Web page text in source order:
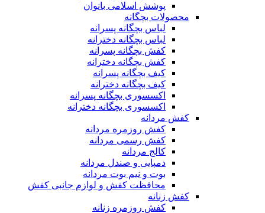
پوشش اسلامی بانوان
محصولات بچگانه
لباس بچگانه پسرانه
لباس بچگانه دخترانه
کفش بچگانه پسرانه
کفش بچگانه دخترانه
کیف بچگانه پسرانه
کیف بچگانه دخترانه
اکسسوری بچگانه پسرانه
اکسسوری بچگانه دخترانه
کفش مردانه
کفش روزمره مردانه
کفش رسمی مردانه
کالج مردانه
دمپایی و صندل مردانه
بوت و نیم بوت مردانه
محافظت کفش و لوازم جانبی کفش
کفش زنانه
کفش روزمره زنانه